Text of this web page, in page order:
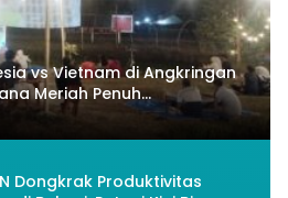
vs Vietnam di Angkringan
Meriah Penuh
Dongkrak Produktivitas